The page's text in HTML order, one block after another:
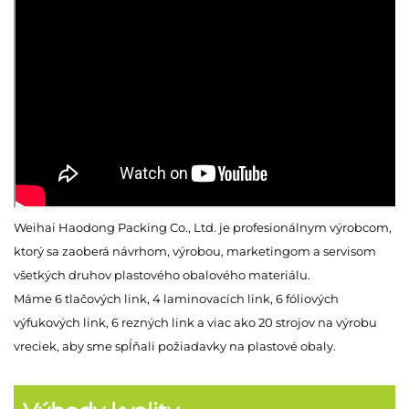
Weihai Haodong Packing Co., Ltd. je profesionálnym výrobcom,
ktorý sa zaoberá návrhom, výrobou, marketingom a servisom
všetkých druhov plastového obalového materiálu.
Máme 6 tlačových link, 4 laminovacích link, 6 fóliových
výfukových link, 6 rezných link a viac ako 20 strojov na výrobu
vreciek, aby sme spĺňali požiadavky na plastové obaly.